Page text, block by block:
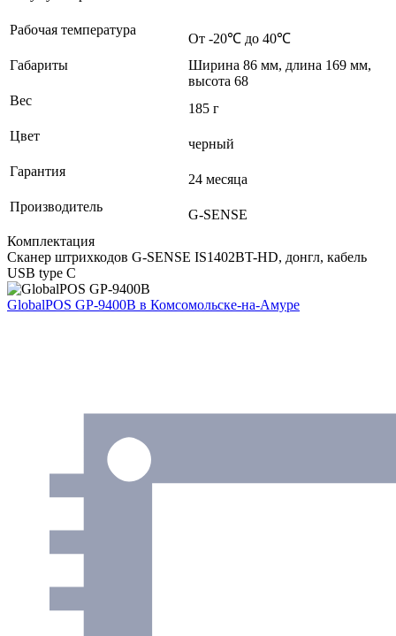
Рабочая температура
От -20℃ до 40℃
Габариты
Ширина 86 мм, длина 169 мм,
высота 68
Вес
185 г
Цвет
черный
Гарантия
24 месяца
Производитель
G-SENSE
Комплектация
Сканер штрихкодов G-SENSE IS1402BT-HD, донгл, кабель
USB type C
GlobalPOS GP-9400B в Комсомольске-на-Амуре